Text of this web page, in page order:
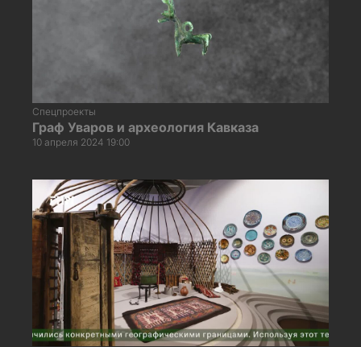
Спецпроекты
Граф Уваров и археология Кавказа
10 апреля 2024 19:00